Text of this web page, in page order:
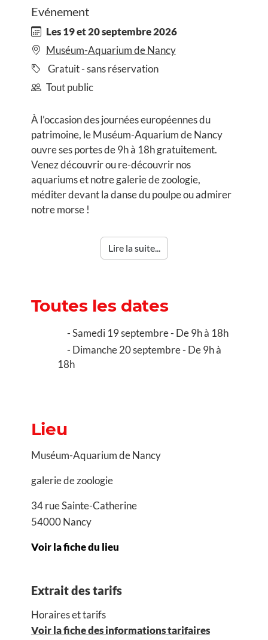
Evénement
Les 19 et 20 septembre 2026
Muséum-Aquarium de Nancy
Gratuit - sans réservation
Tout public
À l’occasion des journées européennes du
patrimoine, le Muséum-Aquarium de Nancy
ouvre ses portes de 9h à 18h gratuitement.
Venez découvrir ou re-découvrir nos
aquariums et notre galerie de zoologie,
méditer devant la danse du poulpe ou admirer
notre morse !
Lire la suite...
Toutes les dates
Samedi 19 septembre - De 9h à 18h
Dimanche 20 septembre - De 9h à
18h
Lieu
Muséum-Aquarium de Nancy
galerie de zoologie
34 rue Sainte-Catherine
54000 Nancy
Voir la fiche du lieu
Extrait des tarifs
Horaires et tarifs
Voir la fiche des informations tarifaires